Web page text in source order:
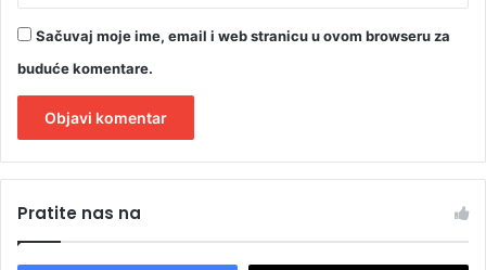
Sačuvaj moje ime, email i web stranicu u ovom browseru za
buduće komentare.
tPratite nas na